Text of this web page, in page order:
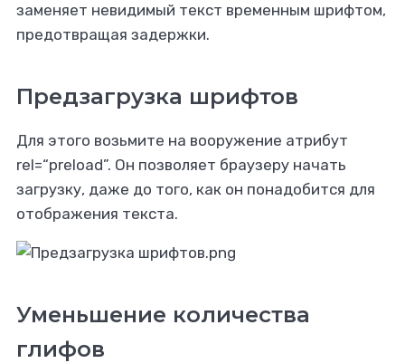
заменяет невидимый текст временным шрифтом,
предотвращая задержки.
Предзагрузка шрифтов
Для этого возьмите на вооружение атрибут
rel=“preload”. Он позволяет браузеру начать
загрузку, даже до того, как он понадобится для
отображения текста.
Уменьшение количества
глифов